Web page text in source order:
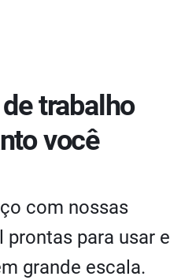
trabalho
você
com nossas
para usar e
grande escala.